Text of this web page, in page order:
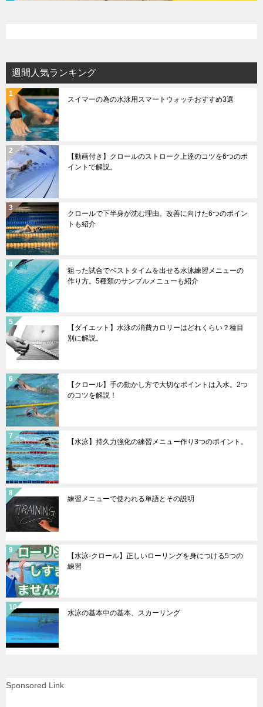
週間人気ランキング
スイマーの為の水泳用スマートウォッチおすすめ3選
【動画付き】クロールのストローク上達のコツを6つのポ
イントで解説。
クロールで下半身が沈む理由。改善に向けた6つのポイン
トも紹介
狙った試合でベストタイムを出せる水泳練習メニューの
作り方。5種類のサンプルメニューも紹介
【ダイエット】水泳の消費カロリーはどれくらい？種目
別に解説。
【クロール】手の動かし方で大切なポイントは入水。2つ
のコツを解説！
【水泳】持久力強化の練習メニュー作り3つのポイント。
練習メニューで使われる単語とその説明
【水泳-クロール】正しいローリングを身につける5つの
練習
水泳の基本中の基本、スカーリング
Sponsored Link